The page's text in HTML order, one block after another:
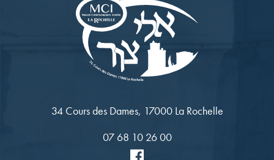
34 Cours des Dames, 17000 La Rochelle
07 68 10 26 00